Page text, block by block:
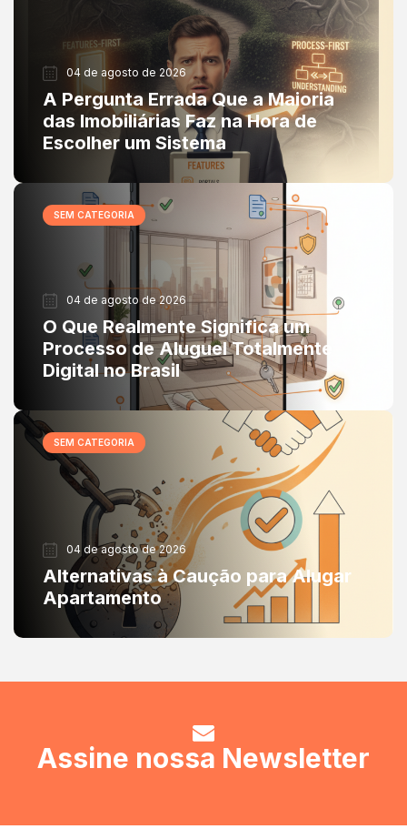
04 de agosto de 2026
A Pergunta Errada Que a Maioria
das Imobiliárias Faz na Hora de
Escolher um Sistema
SEM CATEGORIA
04 de agosto de 2026
O Que Realmente Significa um
Processo de Aluguel Totalmente
Digital no Brasil
SEM CATEGORIA
04 de agosto de 2026
Alternativas à Caução para Alugar
Apartamento
Assine nossa Newsletter